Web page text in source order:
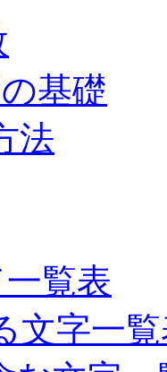
基礎
法
覧表
文字一